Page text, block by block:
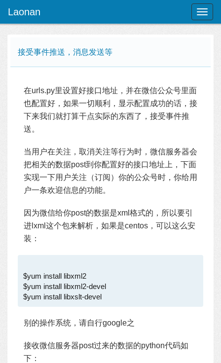
Laonan
接受事件推送，消息发送等
在urls.py里设置好接口地址，并在微信公众号里面
也配置好，如果一切顺利，显示配置成功的话，接
下来我们就打算干点实际的东西了，接受事件推
送。
当用户在关注，取消关注等行为时，微信服务器会
把相关的数据post到你配置好的接口地址上，下面
实现一下用户关注（订阅）你的公众号时，你给用
户一条欢迎信息的功能。
因为微信给你post的数据是xml格式的，所以要引
进lxml这个包来解析，如果是centos，可以这么安
装：
$yum install libxml2
$yum install libxml2-devel
$yum install libxslt-devel
别的操作系统，请自行google之
接收微信服务器post过来的数据的python代码如
下：